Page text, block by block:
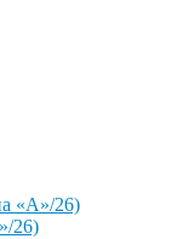
«А»/26)
26)